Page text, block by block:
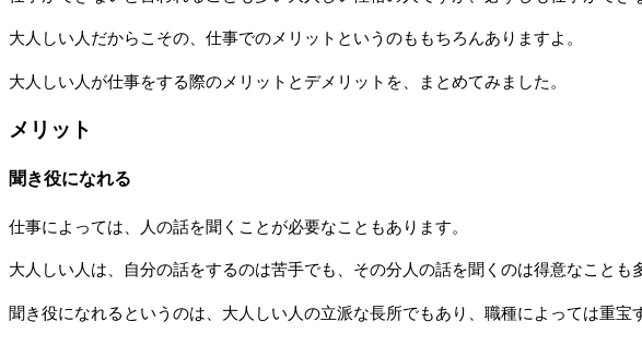
大人しい人だからこその、仕事でのメリットというのももちろんありますよ。
大人しい人が仕事をする際のメリットとデメリットを、まとめてみました。
メリット
聞き役になれる
仕事によっては、人の話を聞くことが必要なこともあります。
大人しい人は、自分の話をするのは苦手でも、その分人の話を聞くのは得意なことも
聞き役になれるというのは、大人しい人の立派な長所でもあり、職種によっては重